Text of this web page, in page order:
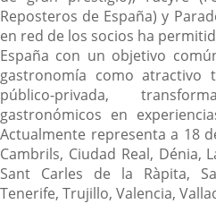
Reposteros de España) y
en red de los socios ha
España con un objetivo
gastronomía como atractivo
público-privada,
gastronómicos en
Actualmente representa a 18
Cambrils, Ciudad Real, Dénia,
Sant Carles de la Ràpita,
Tenerife, Trujillo, Valencia,